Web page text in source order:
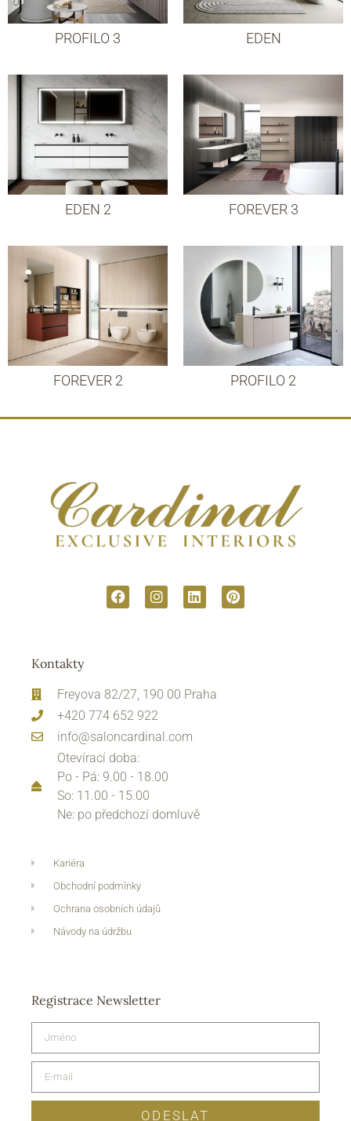
PROFILO 3 EDEN
EDEN 2 FOREVER 3
FOREVER 2 PROFILO 2
Kontakty
Freyova 82/27, 190 00 Praha
+420 774 652 922
info@saloncardinal.com
Otevírací doba:
Po - Pá: 9.00 - 18.00
So: 11.00 - 15.00
Ne: po předchozí domluvě
Kariéra
Obchodní podmínky
Ochrana osobních údajů
Návody na údržbu
Registrace Newsletter
ODESLAT